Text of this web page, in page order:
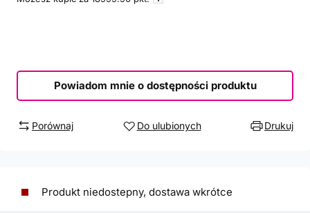
Powiadom mnie o dostępności produktu
Porównaj Do ulubionych Drukuj
Produkt niedostepny, dostawa wkrótce